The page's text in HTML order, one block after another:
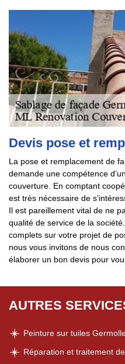
Devis pose et
La pose et remplacement de
demande une compétence
couverture. En comptant
est très nécessaire de
Il est pareillement vital de ne
qualité de service de la
complets sur votre projet de
nous vous invitons de nous
élaborer un bon devis pour
AUTRES
Peinture sur tuiles
Réparation et traitement